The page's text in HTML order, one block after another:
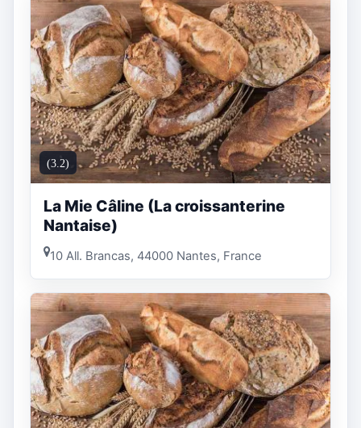
(3.2)
La Mie Câline (La croissanterine
Nantaise)
10 All. Brancas, 44000 Nantes, France